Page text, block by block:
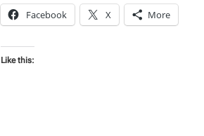
Facebook X More
Like this: